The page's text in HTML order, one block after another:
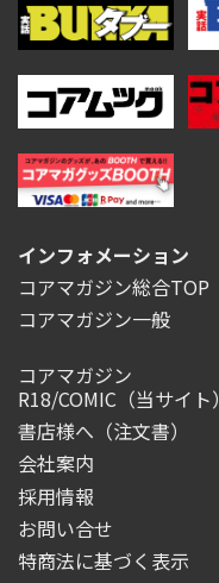
インフォメーション
コアマガジン総合TOP
コアマガジン一般
コアマガジン
R18/COMIC （当サイト）
書店様へ（注文書）
会社案内
採用情報
お問い合せ
特商法に基づく表示